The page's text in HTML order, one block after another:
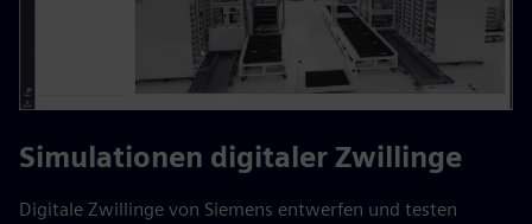
Simulationen digitaler Zwillinge
Digitale Zwillinge von Siemens entwerfen und testen